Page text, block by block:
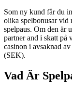
Som ny kund får du
olika spelbonusar vid
spelpaus. Om den är
partner and i skatt på
casinon i avsaknad
(SEK).
Vad Är